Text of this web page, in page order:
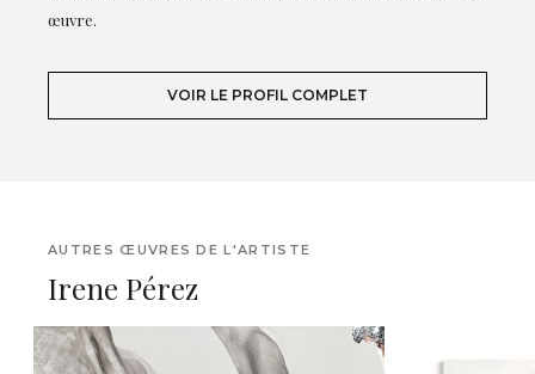
œuvre.
VOIR LE PROFIL COMPLET
AUTRES ŒUVRES DE L'ARTISTE
Irene Pérez